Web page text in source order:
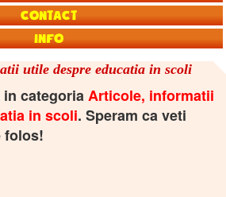
Contact
Info
utile despre educatia in scoli
categoriaArticole, informatii
in scoli. Speram ca veti
folos!